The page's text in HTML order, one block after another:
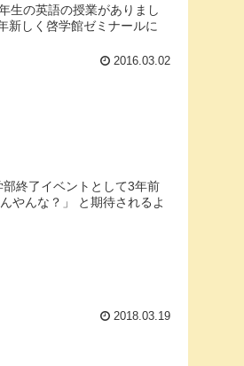
生の英語の授業がありまし
新しく啓学館ゼミナールに
2016.03.02
終了イベントとして3年前
やんな？」 と期待されるよ
2018.03.19